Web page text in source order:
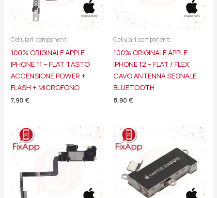
Cellulari: componenti
100% ORIGINALE APPLE
IPHONE 11 – FLAT TASTO
ACCENSIONE POWER +
FLASH + MICROFONO
7,90 €
Cellulari: componenti
100% ORIGINALE APPLE
IPHONE 12 – FLAT / FLEX
CAVO ANTENNA SEGNALE
BLUETOOTH
8,90 €